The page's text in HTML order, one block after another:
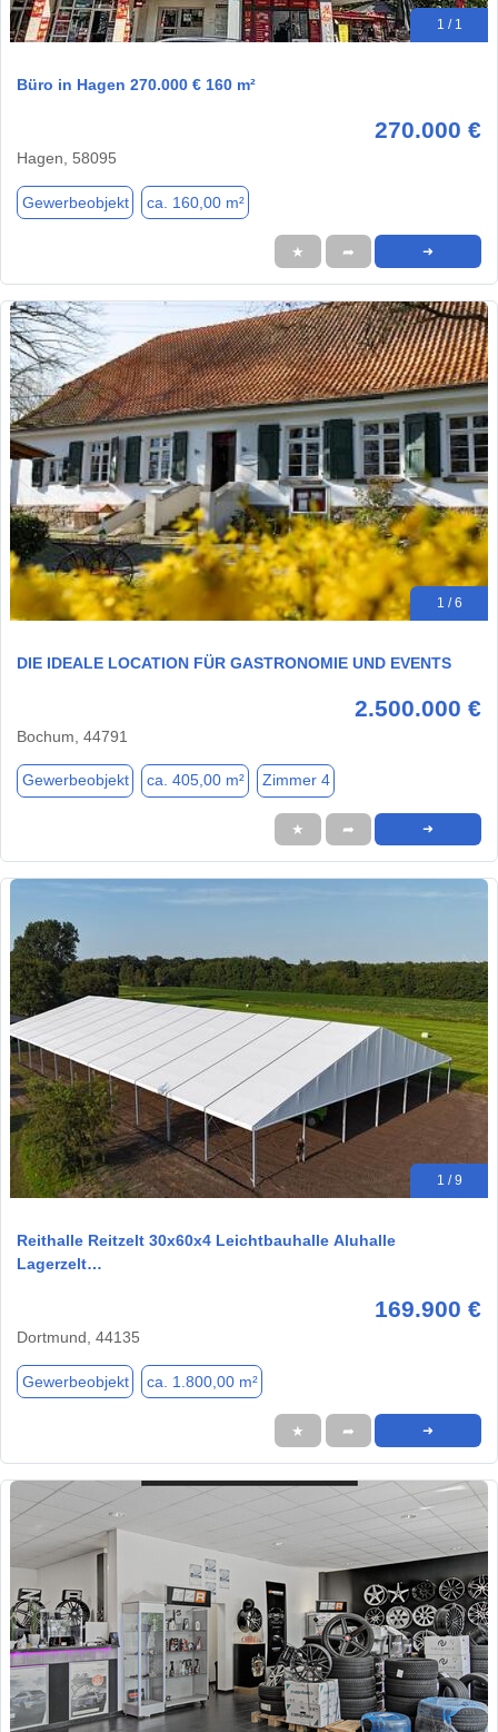
1 / 1
Büro in Hagen 270.000 € 160 m²
270.000 €
Hagen, 58095
Gewerbeobjekt ca. 160,00 m²
★ ➦ ➜
1 / 6
DIE IDEALE LOCATION FÜR GASTRONOMIE UND EVENTS
2.500.000 €
Bochum, 44791
Gewerbeobjekt ca. 405,00 m² Zimmer 4
★ ➦ ➜
1 / 9
Reithalle Reitzelt 30x60x4 Leichtbauhalle Aluhalle
Lagerzelt…
169.900 €
Dortmund, 44135
Gewerbeobjekt ca. 1.800,00 m²
★ ➦ ➜